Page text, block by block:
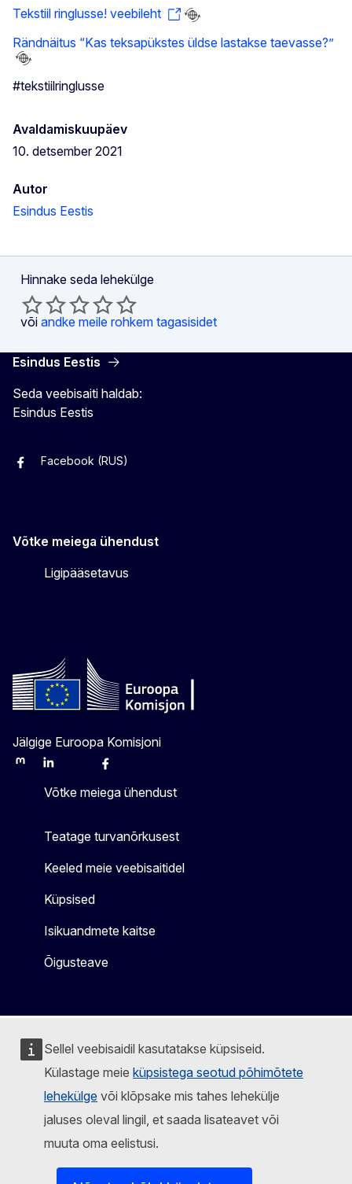
Sellel veebisaidil kasutatakse küpsiseid.
Külastage meie küpsistega seotud põhimõtete
lehekülge või klõpsake mis tahes lehekülje
jaluses oleval lingil, et saada lisateavet või
muuta oma eelistusi.
Tekstiil ringlusse! veebileht
Rändnäitus “Kas teksapükstes üldse lastakse taevasse?”
#tekstiilringlusse
Avaldamiskuupäev
10. detsember 2021
Autor
Esindus Eestis
Hinnake seda lehekülge
või andke meile rohkem tagasisidet
Esindus Eestis
Seda veebisaiti haldab:
Esindus Eestis
Facebook (EST)
Facebook (RUS)
Võtke meiega ühendust
Ligipääsetavus
Jälgige Euroopa Komisjoni
MastodonLinkedInBlueskyFacebook
Võtke meiega ühendust
Teatage turvanõrkusest
Keeled meie veebisaitidel
Küpsised
Isikuandmete kaitse
Õigusteave